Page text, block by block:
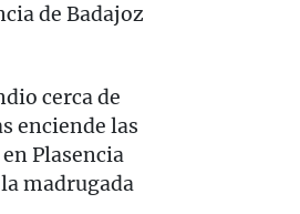
de Badajoz
cerca de
enciende las
Plasencia
madrugada